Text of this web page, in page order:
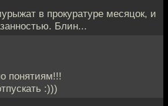
в прокуратуре месяцок, и
Блин...
понятиям!!!
:)))